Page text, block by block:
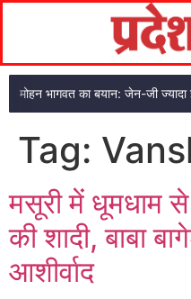
मोहन भागवत का बयान: जेन-जी
Tag:
मसूरी में धूमधाम
की शादी, बाबा
आशीर्वाद